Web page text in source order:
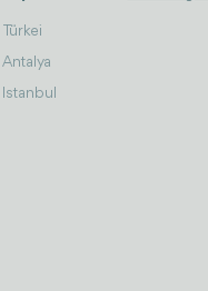
Türkei
Antalya
Istanbul